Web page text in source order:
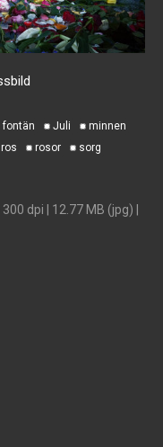
fontän Juli
minnen
ros rosor
sorg
dpi | 12.77 MB (jpg) |